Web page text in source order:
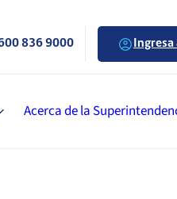
Acerca de la
836 9000